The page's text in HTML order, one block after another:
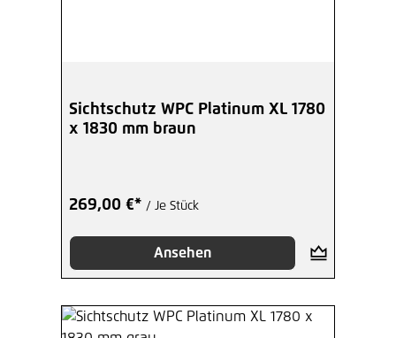
Sichtschutz WPC Platinum XL 1780
x 1830 mm braun
269,00 €* / Je Stück
Ansehen